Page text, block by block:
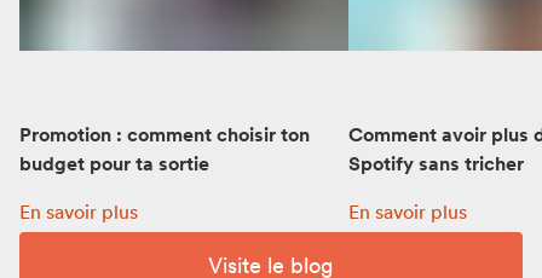
Promotion : comment choisir ton
budget pour ta sortie
Promotion : comment choisir ton budget pour ta sortie:
En savoir plus
Comment avoir plus
Spotify sans tricher
Comment avoir plus
En savoir plus
Visite le blog